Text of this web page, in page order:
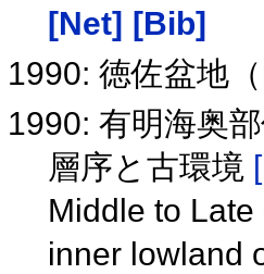
[Net] [Bib]
1990: 徳佐盆地
1990: 有明海奥
層序と古環境
Middle to
inner lowland